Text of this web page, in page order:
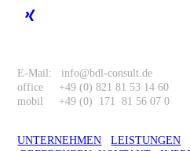
E-Mail: info@bdl-consult.de
office +49 (0) 821 81 53 14 60
mobil +49 (0) 171 81 56 07 0
UNTERNEHMEN LEISTUNGEN